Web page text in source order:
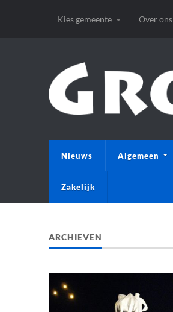
Kies gemeente Over ons
Nieuws Algemeen
Zakelijk
ARCHIEVEN